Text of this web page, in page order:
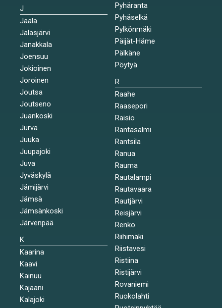
J
Jaala
Jalasjärvi
Janakkala
Joensuu
Jokioinen
Joroinen
Joutsa
Joutseno
Juankoski
Jurva
Juuka
Juupajoki
Juva
Jyväskylä
Jämijärvi
Jämsä
Jämsänkoski
Järvenpää
K
Kaarina
Kaavi
Kainuu
Kajaani
Kalajoki
Pyhäranta
Pyhäselkä
Pylkönmäki
Päijät-Häme
Pälkäne
Pöytyä
R
Raahe
Raasepori
Raisio
Rantasalmi
Rantsila
Ranua
Rauma
Rautalampi
Rautavaara
Rautjärvi
Reisjärvi
Renko
Riihimäki
Riistavesi
Ristiina
Ristijärvi
Rovaniemi
Ruokolahti